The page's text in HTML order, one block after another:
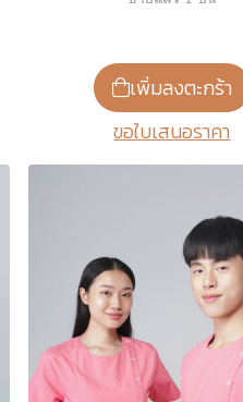
เพิ่มลงตะกร้า
ขอใบเสนอราคา